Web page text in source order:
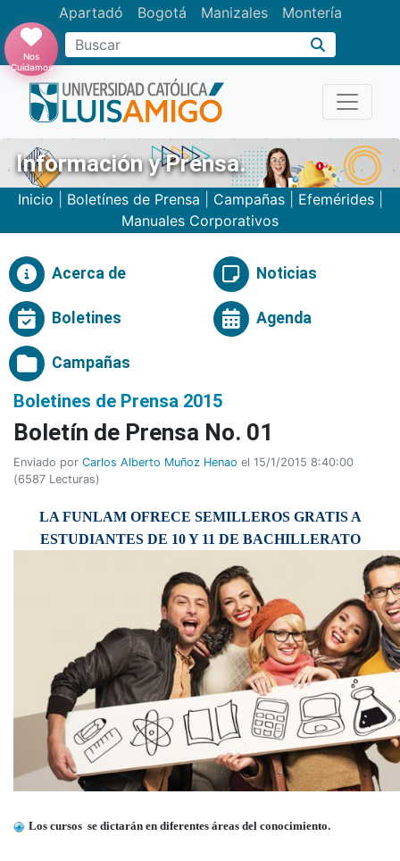
Apartadó Bogotá Manizales Montería
Buscar
Nos
Cuidamos
Información y Prensa.
Inicio Boletínes de Prensa Campañas| Efemérides|
Manuales Corporativos
Acerca de Noticias
Boletines Agenda
Campañas
Boletines de Prensa 2015
Boletí­n de Prensa No. 01
Enviado por Carlos Alberto Muñoz Henao el 15/1/2015 8:40:00
(6587 Lecturas)
LA FUNLAM OFRECE SEMILLEROS GRATIS A
ESTUDIANTES DE 10 Y 11 DE BACHILLERATO
Los cursos se dictarán en diferentes áreas del conocimiento.